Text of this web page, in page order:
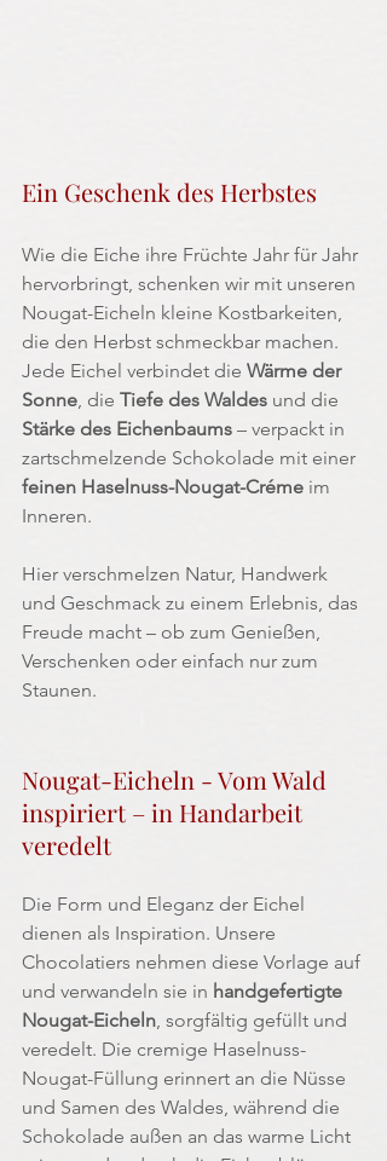
Ein Geschenk des Herbstes
Wie die Eiche ihre Früchte Jahr für Jahr
hervorbringt, schenken wir mit unseren
Nougat-Eicheln kleine Kostbarkeiten,
die den Herbst schmeckbar machen.
Jede Eichel verbindet die Wärme der
Sonne , die Tiefe des Waldes und die
Stärke des Eichenbaums – verpackt in
zartschmelzende Schokolade mit einer
feinen Haselnuss-Nougat-Créme im
Inneren.
Hier verschmelzen Natur, Handwerk
und Geschmack zu einem Erlebnis, das
Freude macht – ob zum Genießen,
Verschenken oder einfach nur zum
Staunen.
Nougat-Eicheln - Vom Wald
inspiriert – in Handarbeit
veredelt
Die Form und Eleganz der Eichel
dienen als Inspiration. Unsere
Chocolatiers nehmen diese Vorlage auf
und verwandeln sie in handgefertigte
Nougat-Eicheln , sorgfältig gefüllt und
veredelt. Die cremige Haselnuss-
Nougat-Füllung erinnert an die Nüsse
und Samen des Waldes, während die
Schokolade außen an das warme Licht